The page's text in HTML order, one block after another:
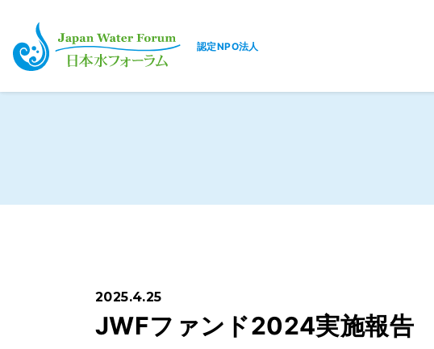
認定NPO法人
2025.4.25
JWFファンド2024実施報告